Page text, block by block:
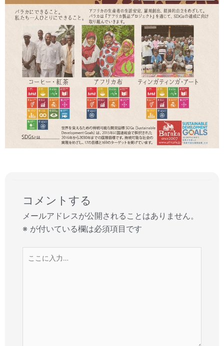
コメントする
メールアドレスが公開されることはありません。
※ が付いている欄は必須項目です